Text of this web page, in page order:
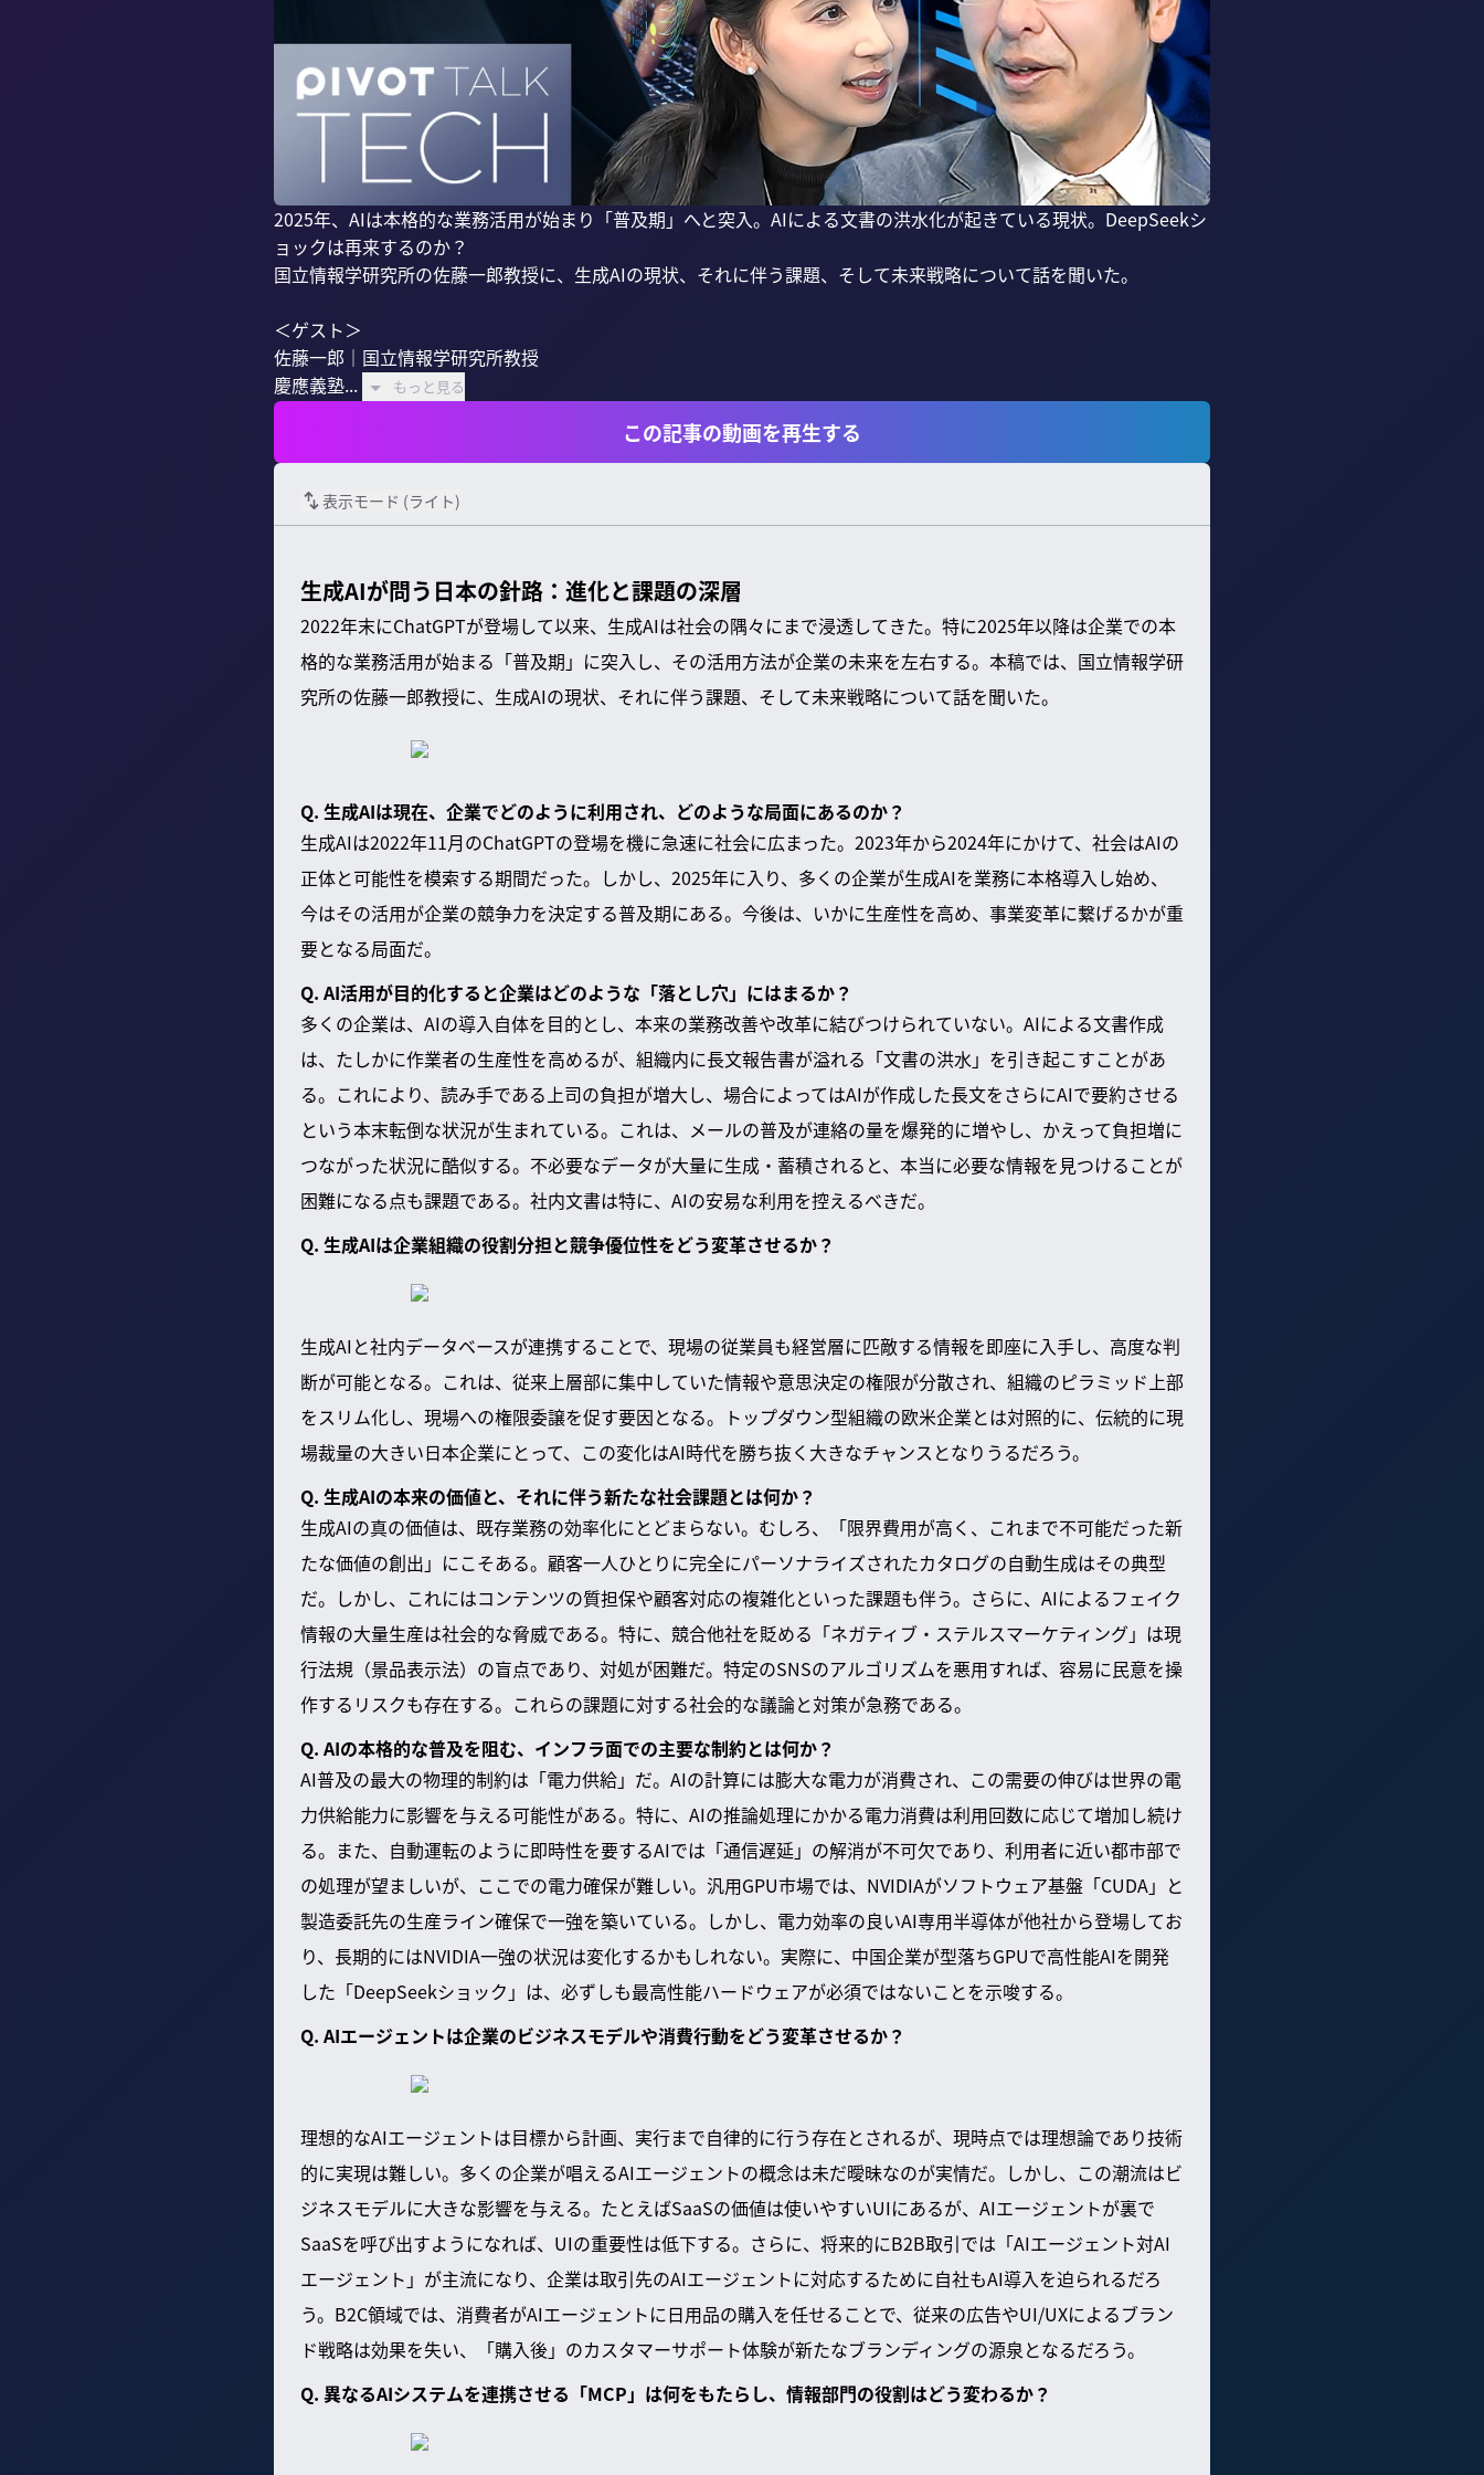
2025年、AIは本格的な業務活用が始まり「普及期」へと突入。AIによる文書の洪水化が起きている現状。DeepSeekシ
ョックは再来するのか？
国立情報学研究所の佐藤一郎教授に、生成AIの現状、それに伴う課題、そして未来戦略について話を聞いた。
＜ゲスト＞
佐藤一郎｜国立情報学研究所教授
慶應義塾...
もっと見る
この記事の動画を再生する
表示モード (ライト)
生成AIが問う日本の針路：進化と課題の深層
2022年末にChatGPTが登場して以来、生成AIは社会の隅々にまで浸透してきた。特に2025年以降は企業での本
格的な業務活用が始まる「普及期」に突入し、その活用方法が企業の未来を左右する。本稿では、国立情報学研
究所の佐藤一郎教授に、生成AIの現状、それに伴う課題、そして未来戦略について話を聞いた。
Q. 生成AIは現在、企業でどのように利用され、どのような局面にあるのか？
生成AIは2022年11月のChatGPTの登場を機に急速に社会に広まった。2023年から2024年にかけて、社会はAIの
正体と可能性を模索する期間だった。しかし、2025年に入り、多くの企業が生成AIを業務に本格導入し始め、
今はその活用が企業の競争力を決定する普及期にある。今後は、いかに生産性を高め、事業変革に繋げるかが重
要となる局面だ。
Q. AI活用が目的化すると企業はどのような「落とし穴」にはまるか？
多くの企業は、AIの導入自体を目的とし、本来の業務改善や改革に結びつけられていない。AIによる文書作成
は、たしかに作業者の生産性を高めるが、組織内に長文報告書が溢れる「文書の洪水」を引き起こすことがあ
る。これにより、読み手である上司の負担が増大し、場合によってはAIが作成した長文をさらにAIで要約させる
という本末転倒な状況が生まれている。これは、メールの普及が連絡の量を爆発的に増やし、かえって負担増に
つながった状況に酷似する。不必要なデータが大量に生成・蓄積されると、本当に必要な情報を見つけることが
困難になる点も課題である。社内文書は特に、AIの安易な利用を控えるべきだ。
Q. 生成AIは企業組織の役割分担と競争優位性をどう変革させるか？
生成AIと社内データベースが連携することで、現場の従業員も経営層に匹敵する情報を即座に入手し、高度な判
断が可能となる。これは、従来上層部に集中していた情報や意思決定の権限が分散され、組織のピラミッド上部
をスリム化し、現場への権限委譲を促す要因となる。トップダウン型組織の欧米企業とは対照的に、伝統的に現
場裁量の大きい日本企業にとって、この変化はAI時代を勝ち抜く大きなチャンスとなりうるだろう。
Q. 生成AIの本来の価値と、それに伴う新たな社会課題とは何か？
生成AIの真の価値は、既存業務の効率化にとどまらない。むしろ、「限界費用が高く、これまで不可能だった新
たな価値の創出」にこそある。顧客一人ひとりに完全にパーソナライズされたカタログの自動生成はその典型
だ。しかし、これにはコンテンツの質担保や顧客対応の複雑化といった課題も伴う。さらに、AIによるフェイク
情報の大量生産は社会的な脅威である。特に、競合他社を貶める「ネガティブ・ステルスマーケティング」は現
行法規（景品表示法）の盲点であり、対処が困難だ。特定のSNSのアルゴリズムを悪用すれば、容易に民意を操
作するリスクも存在する。これらの課題に対する社会的な議論と対策が急務である。
Q. AIの本格的な普及を阻む、インフラ面での主要な制約とは何か？
AI普及の最大の物理的制約は「電力供給」だ。AIの計算には膨大な電力が消費され、この需要の伸びは世界の電
力供給能力に影響を与える可能性がある。特に、AIの推論処理にかかる電力消費は利用回数に応じて増加し続け
る。また、自動運転のように即時性を要するAIでは「通信遅延」の解消が不可欠であり、利用者に近い都市部で
の処理が望ましいが、ここでの電力確保が難しい。汎用GPU市場では、NVIDIAがソフトウェア基盤「CUDA」と
製造委託先の生産ライン確保で一強を築いている。しかし、電力効率の良いAI専用半導体が他社から登場してお
り、長期的にはNVIDIA一強の状況は変化するかもしれない。実際に、中国企業が型落ちGPUで高性能AIを開発
した「DeepSeekショック」は、必ずしも最高性能ハードウェアが必須ではないことを示唆する。
Q. AIエージェントは企業のビジネスモデルや消費行動をどう変革させるか？
理想的なAIエージェントは目標から計画、実行まで自律的に行う存在とされるが、現時点では理想論であり技術
的に実現は難しい。多くの企業が唱えるAIエージェントの概念は未だ曖昧なのが実情だ。しかし、この潮流はビ
ジネスモデルに大きな影響を与える。たとえばSaaSの価値は使いやすいUIにあるが、AIエージェントが裏で
SaaSを呼び出すようになれば、UIの重要性は低下する。さらに、将来的にB2B取引では「AIエージェント対AI
エージェント」が主流になり、企業は取引先のAIエージェントに対応するために自社もAI導入を迫られるだろ
う。B2C領域では、消費者がAIエージェントに日用品の購入を任せることで、従来の広告やUI/UXによるブラン
ド戦略は効果を失い、「購入後」のカスタマーサポート体験が新たなブランディングの源泉となるだろう。
Q. 異なるAIシステムを連携させる「MCP」は何をもたらし、情報部門の役割はどう変わるか？